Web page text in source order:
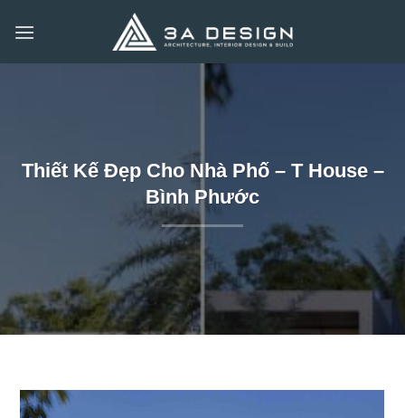
qua
Thiết Kế Đẹp Cho Nhà Phố – T House –
Bình Phước